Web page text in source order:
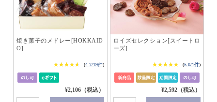
焼き菓子のメドレー[HOKKAID
O]
★★★★★
★★★★★ (4.7/19件)
¥2,106（税込）
ロイズセレクション[スイートロ
ーズ]
★★★★★
★★★★★ (5.0/1件)
¥2,592（税込）